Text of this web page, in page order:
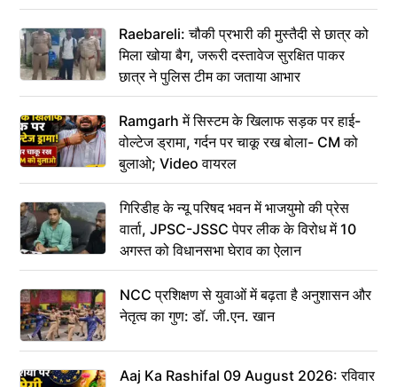
Raebareli: चौकी प्रभारी की मुस्तैदी से छात्र को
मिला खोया बैग, जरूरी दस्तावेज सुरक्षित पाकर
छात्र ने पुलिस टीम का जताया आभार
Ramgarh में सिस्टम के खिलाफ सड़क पर हाई-
वोल्टेज ड्रामा, गर्दन पर चाकू रख बोला- CM को
बुलाओ; Video वायरल
गिरिडीह के न्यू परिषद भवन में भाजयुमो की प्रेस
वार्ता, JPSC-JSSC पेपर लीक के विरोध में 10
अगस्त को विधानसभा घेराव का ऐलान
NCC प्रशिक्षण से युवाओं में बढ़ता है अनुशासन और
नेतृत्व का गुण: डॉ. जी.एन. खान
Aaj Ka Rashifal 09 August 2026: रविवार